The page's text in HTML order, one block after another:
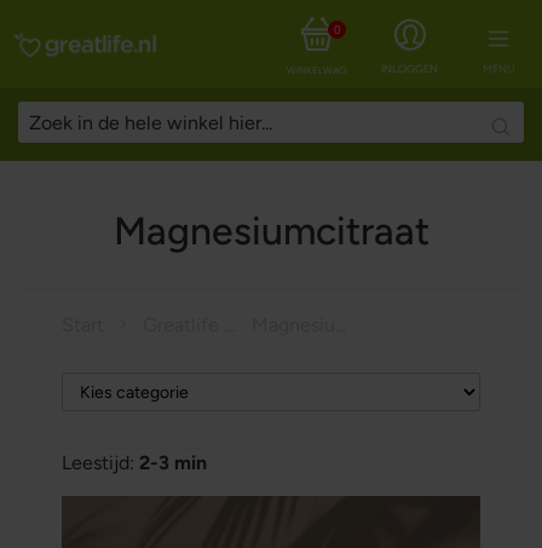
MENU
INLOGGEN
WINKELWAGEN
0
Magnesiumcitraat
Leestijd: 2-3 min